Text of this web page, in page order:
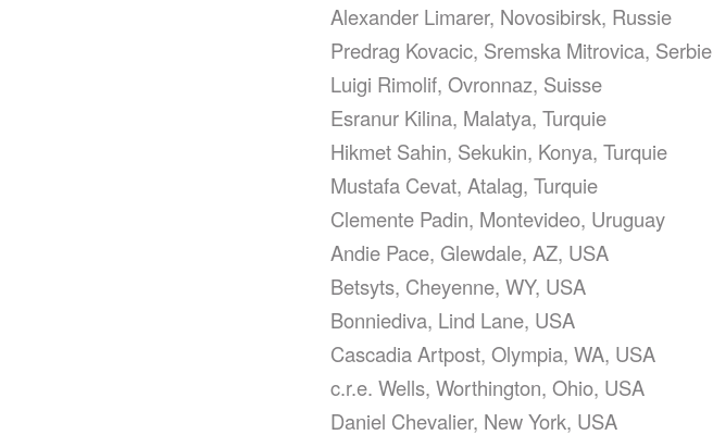
Alexander Limarer, Novosibirsk, Russie
Predrag Kovacic, Sremska Mitrovica, Serbie
Luigi Rimolif, Ovronnaz, Suisse
Esranur Kilina, Malatya, Turquie
Hikmet Sahin, Sekukin, Konya, Turquie
Mustafa Cevat, Atalag, Turquie
Clemente Padin, Montevideo, Uruguay
Andie Pace, Glewdale, AZ, USA
Betsyts, Cheyenne, WY, USA
Bonniediva, Lind Lane, USA
Cascadia Artpost, Olympia, WA, USA
c.r.e. Wells, Worthington, Ohio, USA
Daniel Chevalier, New York, USA